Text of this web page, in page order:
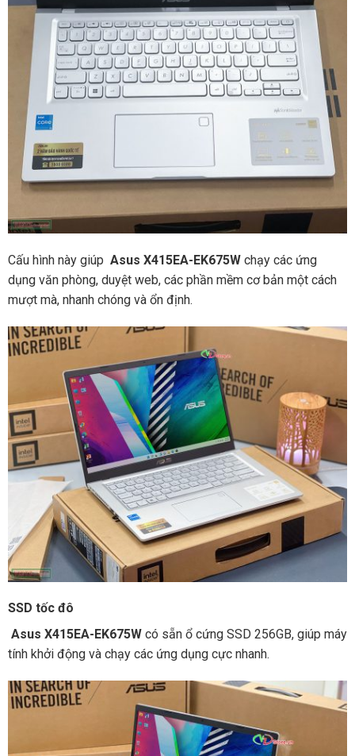
Cấu hình này giúp Asus X415EA-EK675Wchạy các ứng
dụng văn phòng, duyệt web, các phần mềm cơ bản một cách
mượt mà, nhanh chóng và ổn định.
SSD tốc đô
Asus X415EA-EK675Wcó sẵn ổ cứng SSD 256GB, giúp máy
tính khởi động và chạy các ứng dụng cực nhanh.